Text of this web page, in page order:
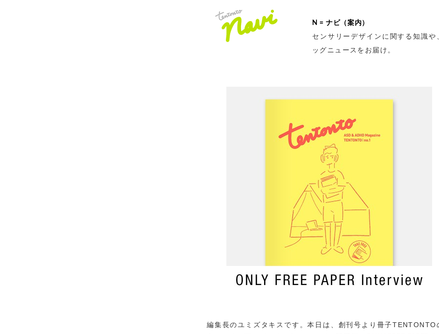
N = ナビ（案内）
センサリーデザインに関する知識や
ッグニュースをお届け。
編集長のユミズタキスです。本日は、創刊号より冊子TENTONTO